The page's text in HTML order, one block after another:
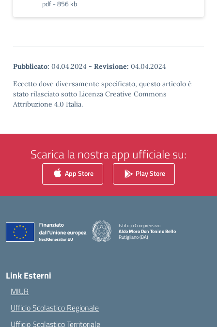
pdf - 856 kb
Pubblicato: 04.04.2024 - Revisione: 04.04.2024
Eccetto dove diversamente specificato, questo articolo è
stato rilasciato sotto Licenza Creative Commons
Attribuzione 4.0 Italia.
Scarica la nostra app ufficiale su:
App Store Play Store
Istituto Comprensivo
Aldo Moro Don Tonino Bello
Rutigliano (BA)
— Visita la pagina iniziale della scuola
Link Esterni
MIUR
Ufficio Scolastico Regionale
Ufficio Scolastico Territoriale